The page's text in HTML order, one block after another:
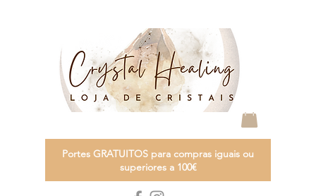
Portes GRATUITOS para compras iguais ou
superiores a 100€